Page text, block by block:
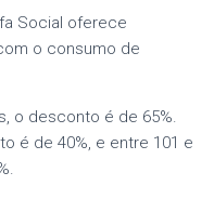
Social oferece
o consumo de
o desconto é de 65%.
é de 40%, e entre 101 e